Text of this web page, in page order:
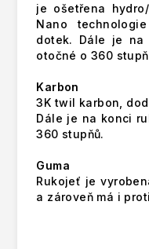
je ošetřena
Nano
dotek. Dále je na
otočné o 360
Karbon
3K twil karbon,
Dále je na konci
360 stupňů.
Guma
Rukojeť je
a zároveň má i